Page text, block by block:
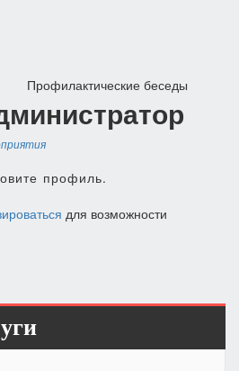
Профилактические беседы
профиль.
для возможности